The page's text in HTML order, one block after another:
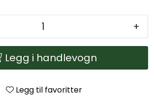
+
Legg i handlevogn
Legg til favoritter